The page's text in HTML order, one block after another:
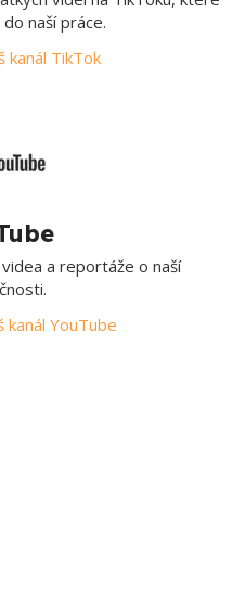
naší práce.
kanál TikTok
a reportáže o naší
kanál YouTube